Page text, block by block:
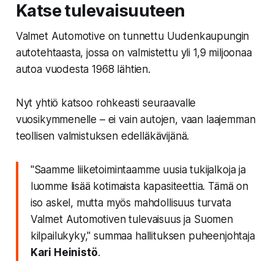
Katse tulevaisuuteen
Valmet Automotive on tunnettu Uudenkaupungin
autotehtaasta, jossa on valmistettu yli 1,9 miljoonaa
autoa vuodesta 1968 lähtien.
Nyt yhtiö katsoo rohkeasti seuraavalle
vuosikymmenelle – ei vain autojen, vaan laajemman
teollisen valmistuksen edelläkävijänä.
"Saamme liiketoimintaamme uusia tukijalkoja ja
luomme lisää kotimaista kapasiteettia. Tämä on
iso askel, mutta myös mahdollisuus turvata
Valmet Automotiven tulevaisuus ja Suomen
kilpailukyky," summaa hallituksen puheenjohtaja
Kari Heinistö.